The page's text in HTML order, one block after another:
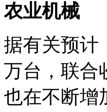
农业机械
据有关预计
万台，联合
也在不断增